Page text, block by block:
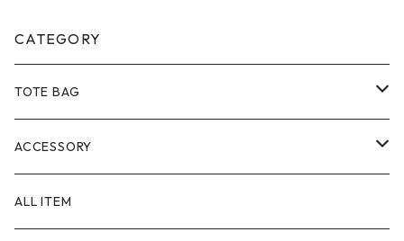
CATEGORY
TOTE BAG
Size
SS
Material
ACCESSORY
POUCH
ALL ITEM